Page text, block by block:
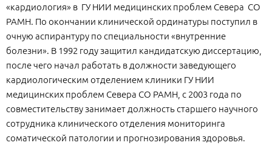
«кардиология» в ГУ НИИ медицинских проблем Севера СО
РАМН. По окончании клинической ординатуры поступил в
очную аспирантуру по специальности «внутренние
болезни». В 1992 году защитил кандидатскую диссертацию,
после чего начал работать в должности заведующего
кардиологическим отделением клиники ГУ НИИ
медицинских проблем Севера СО РАМН, с 2003 года по
совместительству занимает должность старшего научного
сотрудника клинического отделения мониторинга
соматической патологии и прогнозирования здоровья.